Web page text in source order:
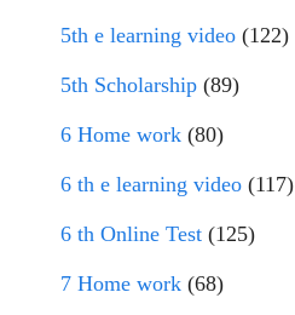
5th e learning video (122)
5th Scholarship (89)
6 Home work (80)
6 th e learning video (117)
6 th Online Test (125)
7 Home work (68)